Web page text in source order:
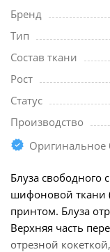
Бренд
Тип
Состав ткани
Рост
Статус
Производство
Оригинальное
Блуза свободного
шифоновой ткани
принтом. Блуза
Верхняя часть
отрезной